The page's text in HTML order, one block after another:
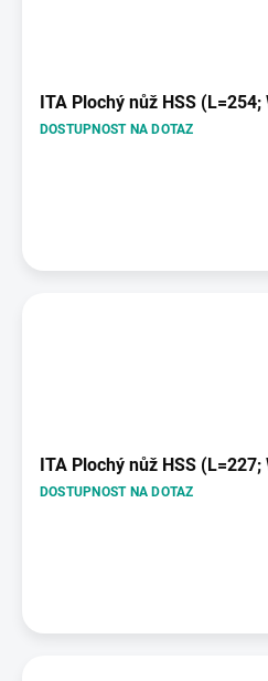
ITA Plochý nůž HSS (L=254;
DOSTUPNOST NA DOTAZ
ITA Plochý nůž HSS (L=227;
DOSTUPNOST NA DOTAZ